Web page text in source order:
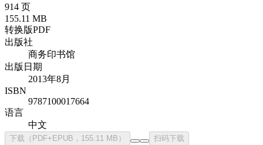
914 页
155.11 MB
转换版PDF
出版社
商务印书馆
出版日期
2013年8月
ISBN
9787100017664
语言
中文
下载（PDF+EPUB，155.11 MB） 扫码下载